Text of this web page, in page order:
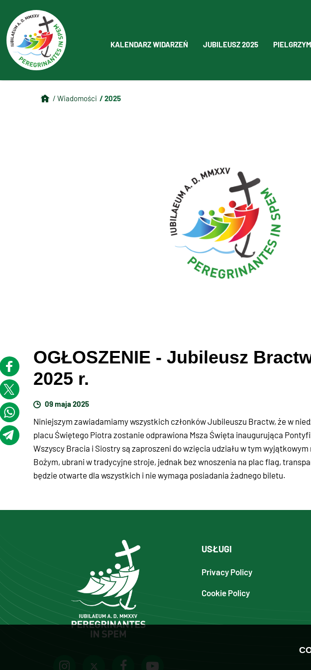
KALENDARZ WIDARZEŃ JUBILEUSZ 2025
/ Wiadomości / 2025
OGŁOSZENIE - Jubileusz
2025 r.
09 maja 2025
Niniejszym zawiadamiamy wszystkich członków Jubileuszu Bractw, że w
placu Świętego Piotra zostanie odprawiona Msza Święta inaugurująca
Wszyscy Bracia i Siostry są zaproszeni do wzięcia udziału w tym
Bożym, ubrani w tradycyjne stroje, jednak bez wnoszenia na plac flag,
będzie otwarte dla wszystkich i nie wymaga posiadania żadnego biletu.
USŁUGI
Privacy Policy
Cookie Policy